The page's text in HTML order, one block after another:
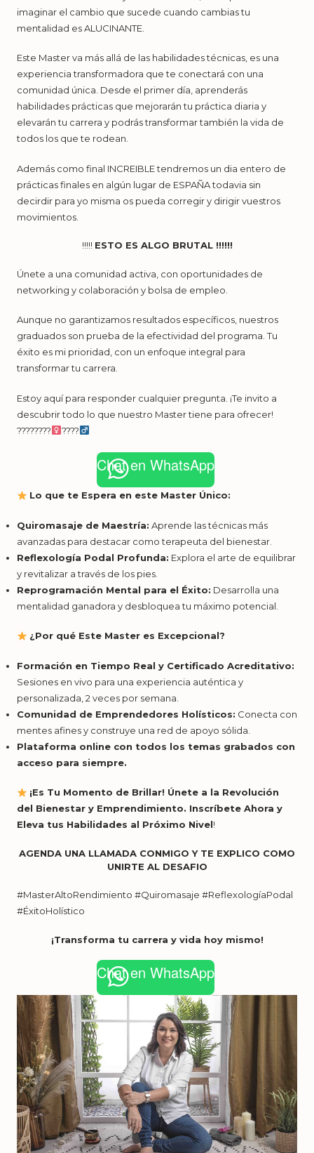
imaginar el cambio que sucede cuando cambias tu
mentalidad es ALUCINANTE.
Este Master va más allá de las habilidades técnicas, es una
experiencia transformadora que te conectará con una
comunidad única. Desde el primer día, aprenderás
habilidades prácticas que mejorarán tu práctica diaria y
elevarán tu carrera y podrás transformar también la vida de
todos los que te rodean.
Además como final INCREIBLE tendremos un dia entero de
prácticas finales en algún lugar de ESPAÑA todavia sin
decirdir para yo misma os pueda corregir y dirigir vuestros
movimientos.
!!!!! ESTO ES ALGO BRUTAL !!!!!!
Únete a una comunidad activa, con oportunidades de
networking y colaboración y bolsa de empleo.
Aunque no garantizamos resultados específicos, nuestros
graduados son prueba de la efectividad del programa. Tu
éxito es mi prioridad, con un enfoque integral para
transformar tu carrera.
Estoy aquí para responder cualquier pregunta. ¡Te invito a
descubrir todo lo que nuestro Master tiene para ofrecer!
????????‍
????‍
Chat en WhatsApp
Lo que te Espera en este Master Único:
Quiromasaje de Maestría: Aprende las técnicas más
avanzadas para destacar como terapeuta del bienestar.
Reflexología Podal Profunda: Explora el arte de equilibrar
y revitalizar a través de los pies.
Reprogramación Mental para el Éxito: Desarrolla una
mentalidad ganadora y desbloquea tu máximo potencial.
¿Por qué Este Master es Excepcional?
Formación en Tiempo Real y Certificado Acreditativo:
Sesiones en vivo para una experiencia auténtica y
personalizada, 2 veces por semana.
Comunidad de Emprendedores Holísticos: Conecta con
mentes afines y construye una red de apoyo sólida.
Plataforma online con todos los temas grabados con
acceso para siempre.
¡Es Tu Momento de Brillar! Únete a la Revolución
del Bienestar y Emprendimiento. Inscríbete Ahora y
Eleva tus Habilidades al Próximo Nivel!
AGENDA UNA LLAMADA CONMIGO Y TE EXPLICO COMO
UNIRTE AL DESAFIO
#MasterAltoRendimiento #Quiromasaje #ReflexologíaPodal
#ÉxitoHolístico
¡Transforma tu carrera y vida hoy mismo!
Chat en WhatsApp